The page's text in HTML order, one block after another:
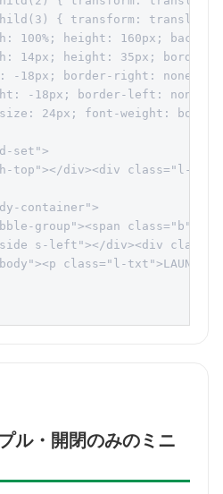
{ transform:
100%; height: 160px;
14px; height: 35px;
-18px; border-right: none;
-18px; border-left: none;
24px; font-weight:
set">
top"></div><div class="l-
container">
group"><span
s-left"></div><div
class="l-
ル・開閉のみのミニ